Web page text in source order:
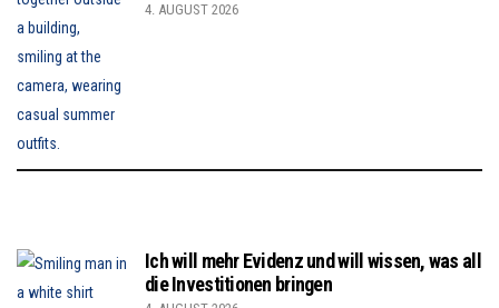
4. AUGUST 2026
Ich will mehr Evidenz und will wissen, was all
die Investitionen bringen